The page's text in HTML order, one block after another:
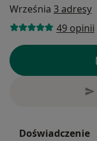
Września 3 adresy
49 opinii
Doświadczenie